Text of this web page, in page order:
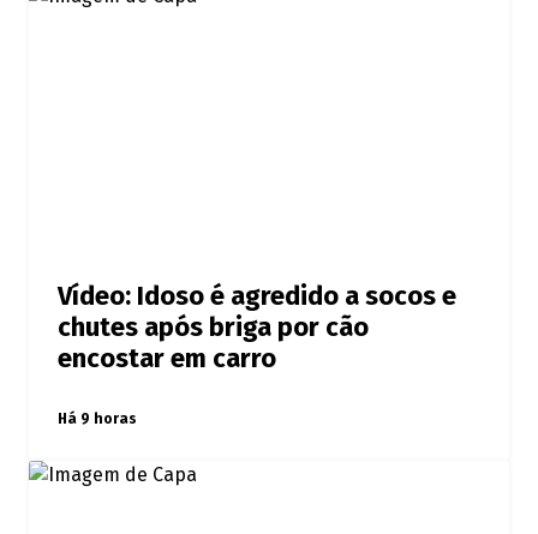
Vídeo: Idoso é agredido a socos e
chutes após briga por cão
encostar em carro
Há 9 horas